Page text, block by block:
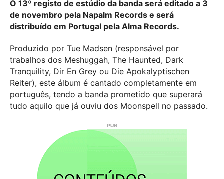
O 13º registo de estúdio da banda será editado a 3
de novembro pela Napalm Records e será
distribuído em Portugal pela Alma Records.
Produzido por Tue Madsen (responsável por
trabalhos dos Meshuggah, The Haunted, Dark
Tranquility, Dir En Grey ou Die Apokalyptischen
Reiter), este álbum é cantado completamente em
português, tendo a banda prometido que superará
tudo aquilo que já ouviu dos Moonspell no passado.